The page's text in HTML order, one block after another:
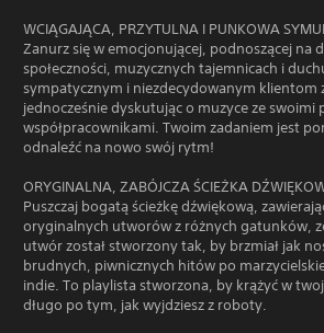
WCIĄGAJĄCA, PRZYTULNA I PUNKOWA
Zanurz się w emocjonującej, podnoszącej na
społeczności, muzycznych tajemnicach i
sympatycznym i niezdecydowanym klientom
jednocześnie dyskutując o muzyce ze swoimi
współpracownikami. Twoim zadaniem jest
odnaleźć na nowo swój rytm!
ORYGINALNA, ZABÓJCZA ŚCIEŻKA
Puszczaj bogatą ścieżkę dźwiękową,
oryginalnych utworów z różnych gatunków,
utwór został stworzony tak, by brzmiał jak
brudnych, piwnicznych hitów po
indie. To playlista stworzona, by krążyć w
długo po tym, jak wyjdziesz z roboty.